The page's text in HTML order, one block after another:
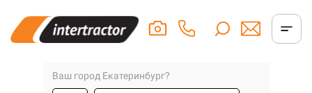
Ваш город Екатеринбург?